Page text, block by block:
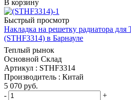
В корзину
Быстрый просмотр
Накладка на решетку радиатора для
(STHF3314) в Барнауле
Теплый рынок
Основной Склад
Артикул : STHF3314
Производитель : Китай
5 070 руб.
-
+